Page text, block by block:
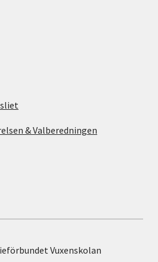
& Valberedningen
Vuxenskolan